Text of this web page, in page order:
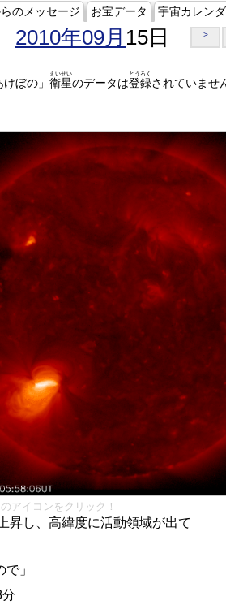
のメッセージ お宝データ 宇宙カレン
2010年09月 15日 >
ぼの」 衛星
えいせい
のデータは登録
とうろく
されていませ
アイコンをクリック！
昇し、高緯度に活動領域が出て
で」